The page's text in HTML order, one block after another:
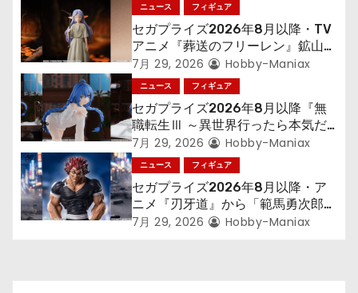
シ
ョ
ン
ニュース フィギュア
セガプライズ2026年8月以降・TV
アニメ『葬送のフリーレン』鉱山で
300年働くことになっっちゃった
「フリーレン」を立体化！
7月 29, 2026 Hobby-Maniax
ニュース フィギュア
セガプライズ2026年8月以降『無
職転生Ⅲ ～異世界行ったら本気だ
す～』から「ロキシー」のフィギュ
アが登場！
7月 29, 2026 Hobby-Maniax
ニュース フィギュア
セガプライズ2026年8月以降・ア
ニメ『刃牙道』から「範馬勇次郎」
が登場ッッ!!
7月 29, 2026 Hobby-Maniax